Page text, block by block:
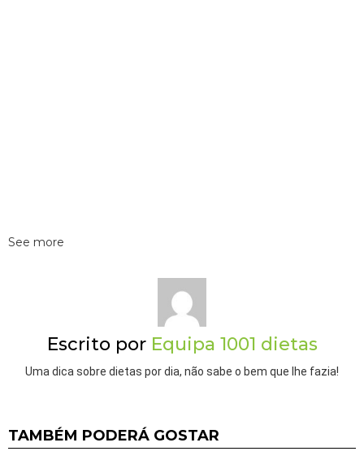
See more
Escrito por Equipa 1001 dietas
Uma dica sobre dietas por dia, não sabe o bem que lhe fazia!
TAMBÉM PODERÁ GOSTAR